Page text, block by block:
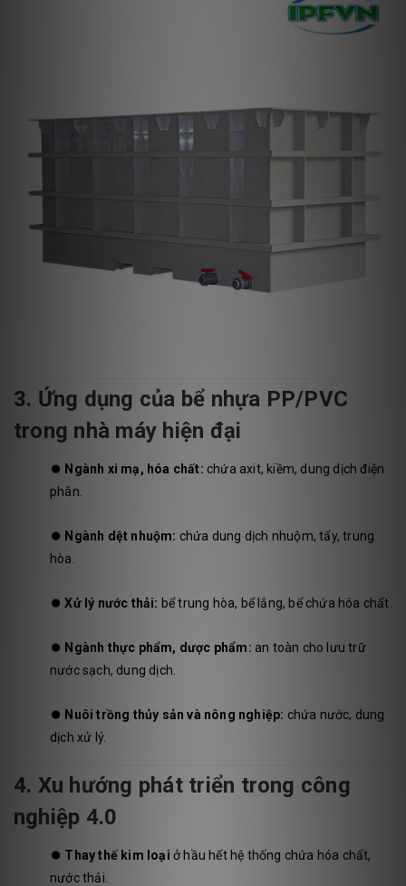
3. Ứng dụng của bể nhựa PP/PVC
trong nhà máy hiện đại
⏺️ Ngành xi mạ, hóa chất: chứa axit, kiềm, dung dịch điện
phân.
⏺️ Ngành dệt nhuộm: chứa dung dịch nhuộm, tẩy, trung
hòa.
⏺️Xử lý nước thải: bể trung hòa, bể lắng, bể chứa hóa chất.
⏺️ Ngành thực phẩm, dược phẩm: an toàn cho lưu trữ
nước sạch, dung dịch.
⏺️ Nuôi trồng thủy sản và nông nghiệp: chứa nước, dung
dịch xử lý.
4. Xu hướng phát triển trong công
nghiệp 4.0
⏺️ Thay thế kim loại ở hầu hết hệ thống chứa hóa chất,
nước thải.